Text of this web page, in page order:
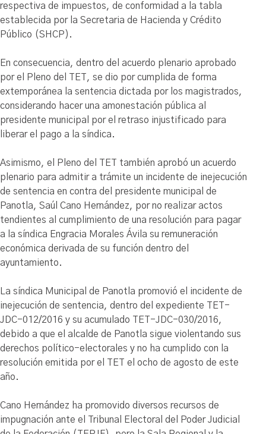
respectiva de impuestos, de conformidad a la tabla
establecida por la Secretaria de Hacienda y Crédito
Público (SHCP).
En consecuencia, dentro del acuerdo plenario aprobado
por el Pleno del TET, se dio por cumplida de forma
extemporánea la sentencia dictada por los magistrados,
considerando hacer una amonestación pública al
presidente municipal por el retraso injustificado para
liberar el pago a la síndica.
Asimismo, el Pleno del TET también aprobó un acuerdo
plenario para admitir a trámite un incidente de inejecución
de sentencia en contra del presidente municipal de
Panotla, Saúl Cano Hernández, por no realizar actos
tendientes al cumplimiento de una resolución para pagar
a la síndica Engracia Morales Ávila su remuneración
económica derivada de su función dentro del
ayuntamiento.
La síndica Municipal de Panotla promovió el incidente de
inejecución de sentencia, dentro del expediente TET-
JDC-012/2016 y su acumulado TET-JDC-030/2016,
debido a que el alcalde de Panotla sigue violentando sus
derechos político-electorales y no ha cumplido con la
resolución emitida por el TET el ocho de agosto de este
año.
Cano Hernández ha promovido diversos recursos de
impugnación ante el Tribunal Electoral del Poder Judicial